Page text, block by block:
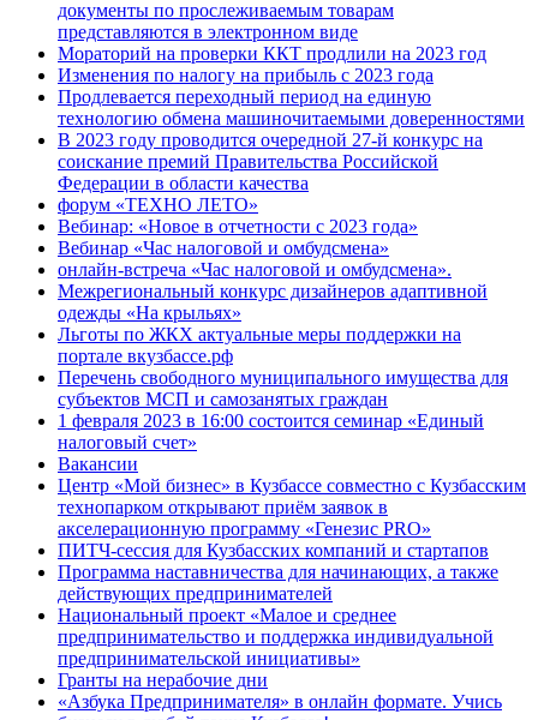
документы по прослеживаемым товарам
представляются в электронном виде
Мораторий на проверки ККТ продлили на 2023 год
Изменения по налогу на прибыль с 2023 года
Продлевается переходный период на единую
технологию обмена машиночитаемыми доверенностями
В 2023 году проводится очередной 27-й конкурс на
соискание премий Правительства Российской
Федерации в области качества
форум «ТЕХНО ЛЕТО»
Вебинар: «Новое в отчетности с 2023 года»
Вебинар «Час налоговой и омбудсмена»
онлайн-встреча «Час налоговой и омбудсмена».
Межрегиональный конкурс дизайнеров адаптивной
одежды «На крыльях»
Льготы по ЖКХ актуальные меры поддержки на
портале вкузбассе.рф
Перечень свободного муниципального имущества для
субъектов МСП и самозанятых граждан
1 февраля 2023 в 16:00 состоится семинар «Единый
налоговый счет»
Вакансии
Центр «Мой бизнес» в Кузбассе совместно с Кузбасским
технопарком открывают приём заявок в
акселерационную программу «Генезис PRO»
ПИТЧ-сессия для Кузбасских компаний и стартапов
Программа наставничества для начинающих, а также
действующих предпринимателей
Национальный проект «Малое и среднее
предпринимательство и поддержка индивидуальной
предпринимательской инициативы»
Гранты на нерабочие дни
«Азбука Предпринимателя» в онлайн формате. Учись